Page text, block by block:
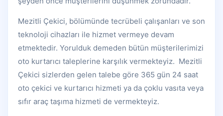
Mezitli Çekici, bölümünde tecrübeli çalışanları ve son
teknoloji cihazları ile hizmet vermeye devam
etmektedir. Yorulduk demeden bütün müşterilerimizi
oto kurtarıcı taleplerine karşılık vermekteyiz. Mezitli
Çekici sizlerden gelen talebe göre 365 gün 24 saat
oto çekici ve kurtarıcı hizmeti ya da çoklu vasıta veya
sıfır araç taşıma hizmeti de vermekteyiz.